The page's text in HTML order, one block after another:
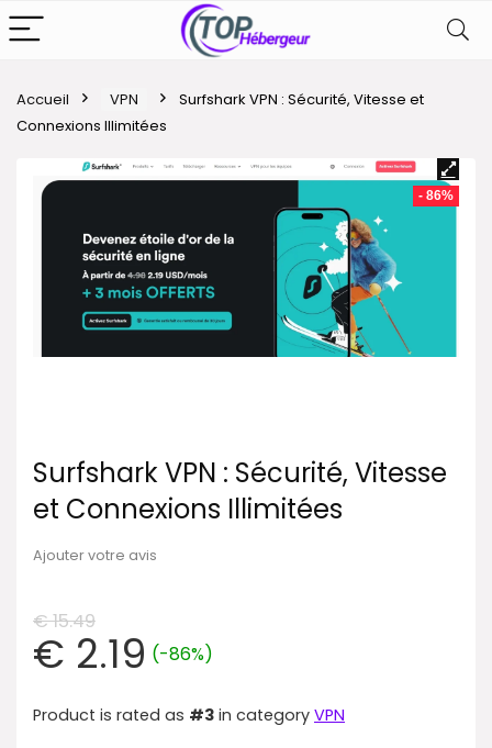
Accueil VPN
Surfshark VPN : Sécurité, Vitesse et
Connexions Illimitées
- 86%
Surfshark VPN : Sécurité, Vitesse
et Connexions Illimitées
Ajouter votre avis
€15.49
€ 2.19 (-86%)
Product is rated as #3 in category VPN